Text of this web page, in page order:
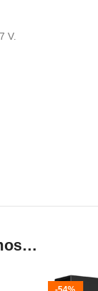
V.